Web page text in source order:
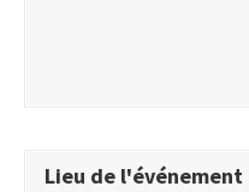
Lieu de l'événement